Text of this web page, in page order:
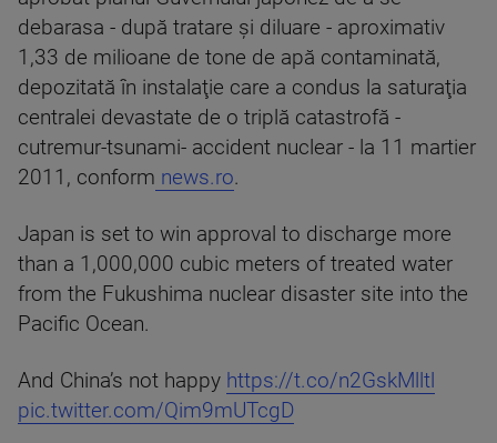
debarasa - după tratare şi diluare - aproximativ
1,33 de milioane de tone de apă contaminată,
depozitată în instalaţie care a condus la saturaţia
centralei devastate de o triplă catastrofă -
cutremur-tsunami- accident nuclear - la 11 martier
2011, conform news.ro.
Japan is set to win approval to discharge more
than a 1,000,000 cubic meters of treated water
from the Fukushima nuclear disaster site into the
Pacific Ocean.
And China’s not happy https://t.co/n2GskMlltl
pic.twitter.com/Qim9mUTcgD